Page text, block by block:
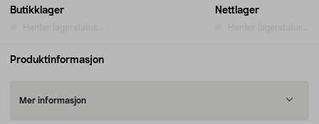
Butikklager Nettlager
Produktinformasjon
Mer informasjon